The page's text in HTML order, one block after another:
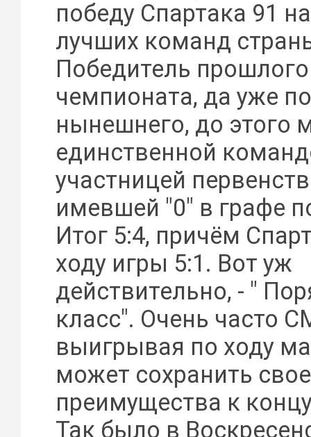
победу Спартака 91
лучших команд
Победитель прошлого
чемпионата, да уже
нынешнего, до этого
единственной
участницей
имевшей "0" в графе
Итог 5:4, причём
ходу игры 5:1. Вот уж
действительно, - "
класс". Очень часто
выигрывая по ходу
может сохранить
преимущества к
Так было в